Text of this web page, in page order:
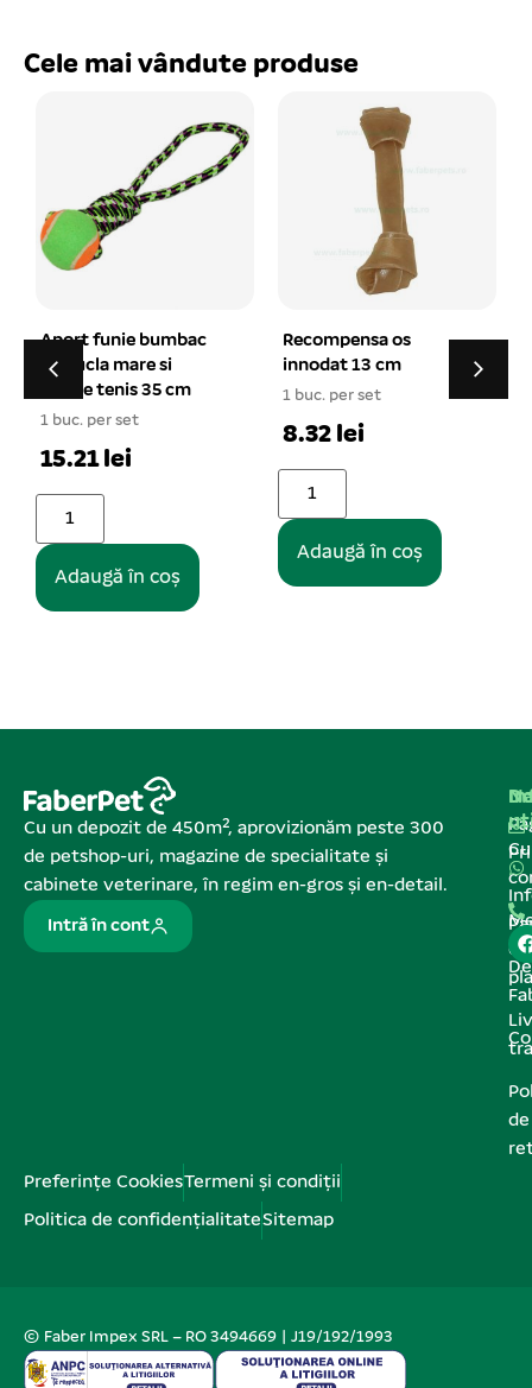
Cele mai vândute produse
Recompensa os
innodat 13 cm
1 buc. per set
8.32 lei
Geanta de transport
animale extensibila S
32*20*22 cm
1 buc. per set
Cu un depozit de 450m², aprovizionăm peste 300
de petshop-uri, magazine de specialitate și
cabinete veterinare, în regim en-gros și en-detail.
Intră în cont
de
de
Preferințe CookiesTermeni și condiții
Politica de confidențialitateSitemap
© Faber Impex SRL – RO 3494669 | J19/192/1993